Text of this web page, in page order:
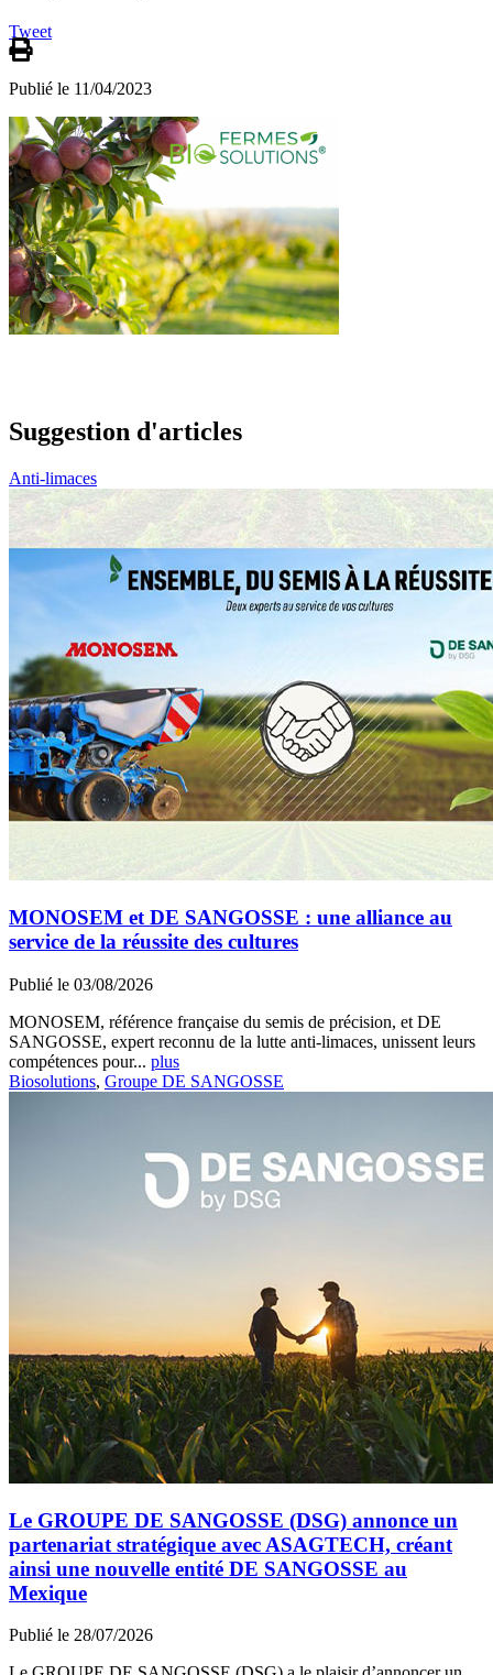
Tweet
Publié le 11/04/2023
Suggestion d'articles
Anti-limaces
MONOSEM et DE SANGOSSE : une alliance au
service de la réussite des cultures
Publié le 03/08/2026
MONOSEM, référence française du semis de précision, et DE
SANGOSSE, expert reconnu de la lutte anti-limaces, unissent leurs
compétences pour... plus
Biosolutions, Groupe DE SANGOSSE
Le GROUPE DE SANGOSSE (DSG) annonce un
partenariat stratégique avec ASAGTECH, créant
ainsi une nouvelle entité DE SANGOSSE au
Mexique
Publié le 28/07/2026